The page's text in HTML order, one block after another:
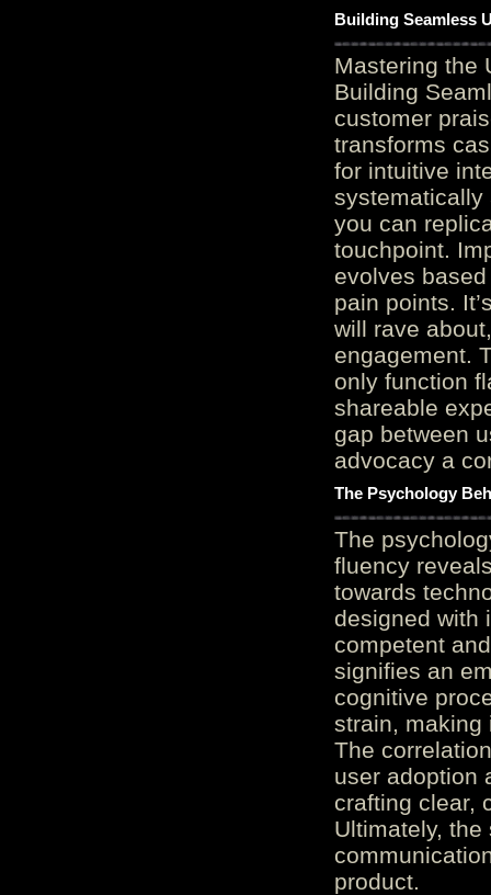
Building Seamless
Mastering the
Building
customer
transforms
for intuitive
systematically
you can
touchpoint.
evolves
pain points.
will rave
engagement.
only function
shareable
gap between
advocacy a
The Psychology
The
fluency
towards
designed with
competent
signifies an
cognitive
strain, making
The
user adoption
crafting clear,
Ultimately,
product.